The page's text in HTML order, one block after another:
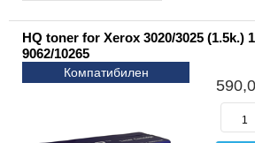
HQ toner for Xerox 3020/3025 (1.5k.)
9062/10265
Компатибилен